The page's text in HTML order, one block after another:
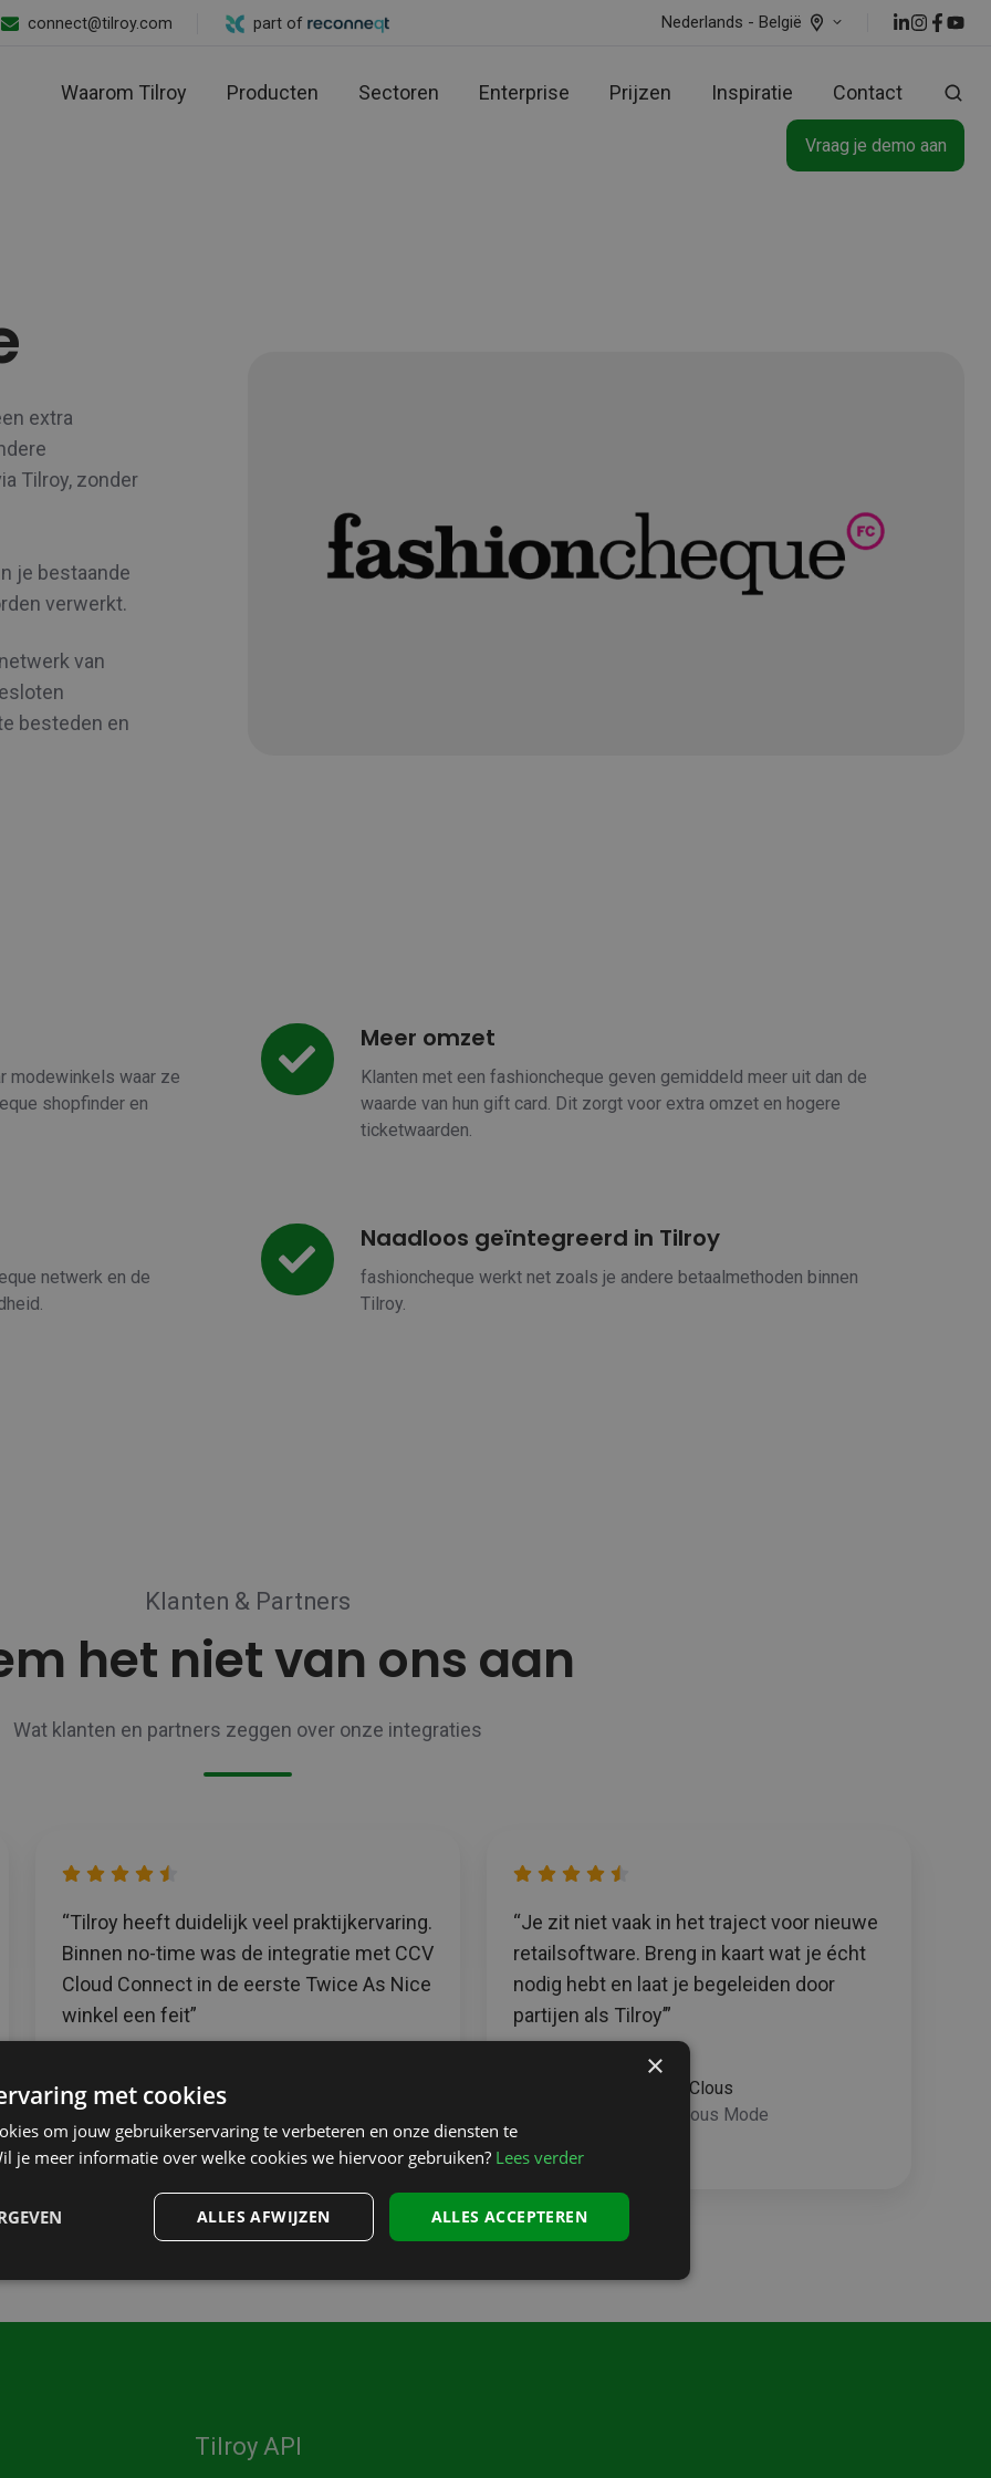
connect@tilroy.com part of Nederlands - België
Waarom Tilroy Producten Sectoren Enterprise Prijzen Inspiratie Contact
Vraag je demo aan
extra
Tilroy, zonder
je bestaande
verwerkt.
van
besteden en
modewinkels waar ze
shopfinder en
Meer omzet
Klanten met een fashioncheque geven gemiddeld meer uit dan de
waarde van hun gift card. Dit zorgt voor extra omzet en hogere
ticketwaarden.
Meer
omzet
netwerk en de
Naadloos geïntegreerd in Tilroy
fashioncheque werkt net zoals je andere betaalmethoden binnen
Tilroy.
Naadloos
geïntegreerd
Klanten & Partners
het niet van ons aan
Wat klanten en partners zeggen over onze integraties
“Tilroy heeft duidelijk veel praktijkervaring.
Binnen no-time was de integratie met CCV
Cloud Connect in de eerste Twice As Nice
winkel een feit”
Michaël Luyten
“Je zit niet vaak in het traject voor nieuwe
retailsoftware. Breng in kaart wat je écht
nodig hebt en laat je begeleiden door
partijen als Tilroy’”
Bobby Clous
CEO, Clous Mode
Tilroy API
×
met cookies
om jouw gebruikerservaring te verbeteren en onze diensten te
je meer informatie over welke cookies we hiervoor gebruiken? Lees verder
ALLES ACCEPTEREN
ALLES AFWIJZEN